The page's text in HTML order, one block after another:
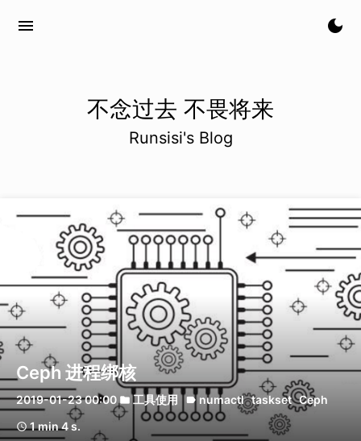
menu dark_mode
不念过去 不畏将来
Runsisi's Blog
Ceph 进程绑核
2019-01-23 00:00folder 工具使用 label numactl taskset Ceph
schedule1 min 4 s.